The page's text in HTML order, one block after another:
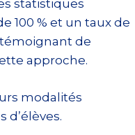
statistiques
100 % et un taux de
de
approche.
modalités
d’élèves.